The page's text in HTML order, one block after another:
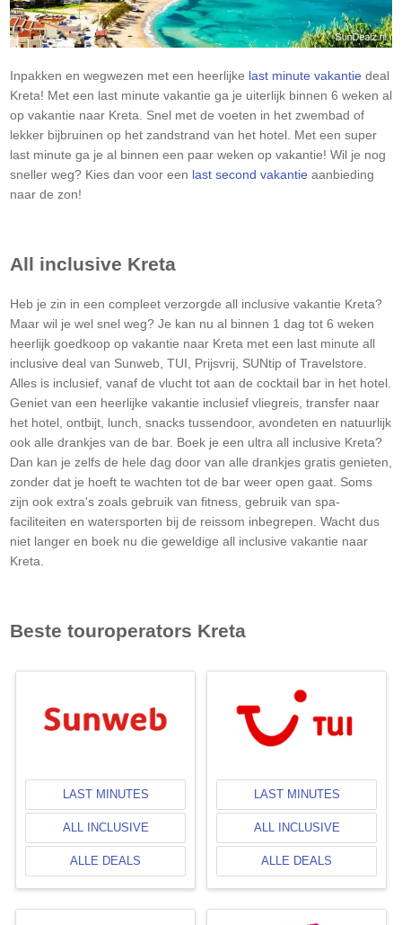
Inpakken en wegwezen met een heerlijke last minute vakantie deal
Kreta! Met een last minute vakantie ga je uiterlijk binnen 6 weken al
op vakantie naar Kreta . Snel met de voeten in het zwembad of
lekker bijbruinen op het zandstrand van het hotel. Met een super
last minute ga je al binnen een paar weken op vakantie! Wil je nog
sneller weg? Kies dan voor een last second vakantie aanbieding
naar de zon!
All inclusive Kreta
Heb je zin in een compleet verzorgde all inclusive vakantie Kreta?
Maar wil je wel snel weg? Je kan nu al binnen 1 dag tot 6 weken
heerlijk goedkoop op vakantie naar Kreta met een last minute all
inclusive deal van Sunweb, TUI, Prijsvrij, SUNtip of Travelstore.
Alles is inclusief, vanaf de vlucht tot aan de cocktail bar in het hotel.
Geniet van een heerlijke vakantie inclusief vliegreis, transfer naar
het hotel, ontbijt, lunch, snacks tussendoor, avondeten en natuurlijk
ook alle drankjes van de bar. Boek je een ultra all inclusive Kreta?
Dan kan je zelfs de hele dag door van alle drankjes gratis genieten,
zonder dat je hoeft te wachten tot de bar weer open gaat. Soms
zijn ook extra's zoals gebruik van fitness, gebruik van spa-
faciliteiten en watersporten bij de reissom inbegrepen. Wacht dus
niet langer en boek nu die geweldige all inclusive vakantie naar
Kreta
Beste touroperators Kreta
LAST MINUTES
ALL INCLUSIVE
ALLE DEALS
LAST MINUTES
ALL INCLUSIVE
ALLE DEALS